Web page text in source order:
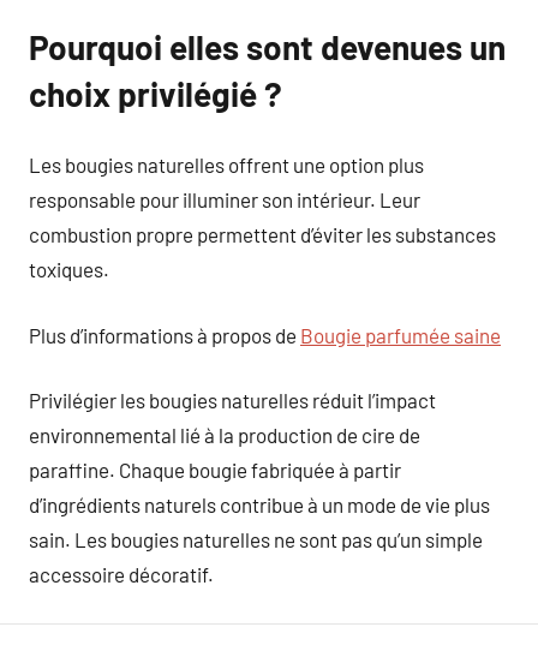
Pourquoi elles sont devenues un
choix privilégié ?
Les bougies naturelles offrent une option plus
responsable pour illuminer son intérieur. Leur
combustion propre permettent d’éviter les substances
toxiques.
Plus d’informations à propos de Bougie parfumée saine
Privilégier les bougies naturelles réduit l’impact
environnemental lié à la production de cire de
paraffine. Chaque bougie fabriquée à partir
d’ingrédients naturels contribue à un mode de vie plus
sain. Les bougies naturelles ne sont pas qu’un simple
accessoire décoratif.